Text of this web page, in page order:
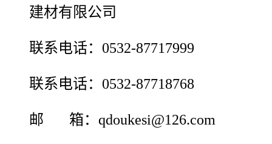
建材有限公司
联系电话：0532-87717999
联系电话：0532-87718768
邮 箱：qdoukesi@126.com